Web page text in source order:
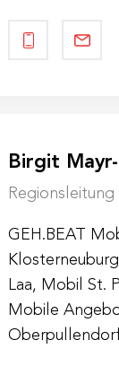
Birgit
GEH.BEAT
Laa, Mobil St.
Mobile